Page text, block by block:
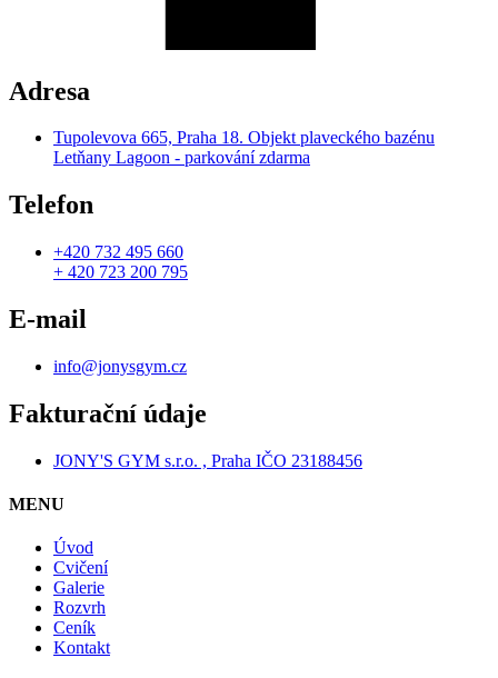
Adresa
Tupolevova 665, Praha 18. Objekt plaveckého bazénu
Letňany Lagoon - parkování zdarma
Telefon
+420 732 495 660
+ 420 723 200 795
E-mail
info@jonysgym.cz
Fakturační údaje
JONY'S GYM s.r.o. , Praha IČO 23188456
MENU
Úvod
Cvičení
Galerie
Rozvrh
Ceník
Kontakt